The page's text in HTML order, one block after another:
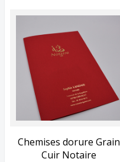
Chemises dorure Grain
Cuir Notaire